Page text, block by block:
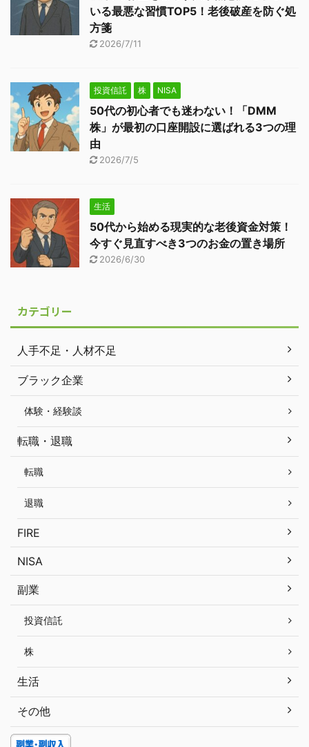
いる最悪な習慣TOP5！老後破産を防ぐ処
方箋
2026/7/11
投資信託 株 NISA
50代の初心者でも迷わない！「DMM
株」が最初の口座開設に選ばれる3つの理
由
2026/7/5
生活
50代から始める現実的な老後資金対策！
今すぐ見直すべき3つのお金の置き場所
2026/6/30
カテゴリー
人手不足・人材不足
ブラック企業
体験・経験談
転職・退職
転職
退職
FIRE
NISA
副業
投資信託
株
生活
その他